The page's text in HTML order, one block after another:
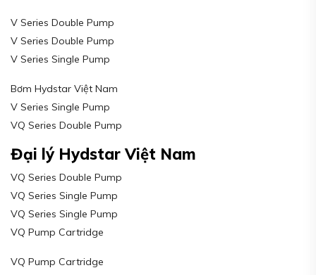
V Series Double Pump
V Series Double Pump
V Series Single Pump
Bơm Hydstar Việt Nam
V Series Single Pump
VQ Series Double Pump
Đại lý Hydstar Việt Nam
VQ Series Double Pump
VQ Series Single Pump
VQ Series Single Pump
VQ Pump Cartridge
VQ Pump Cartridge